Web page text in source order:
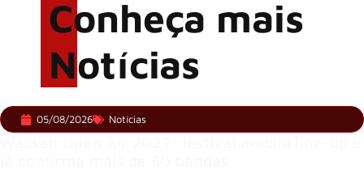
Conheça mais
Notícias
05/08/2026 Notícias